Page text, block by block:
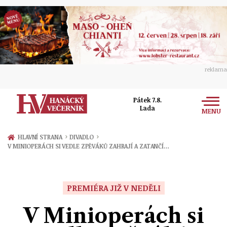
reklama
Pátek 7.8.
Lada
MENU
Zprávy
Přerov
Ekonomika
Ženy
Sport
HLAVNÍ STRANA › DIVADLO ›
V MINIOPERÁCH SI VEDLE ZPĚVÁKŮ ZAHRAJÍ A ZATANČÍ…
PREMIÉRA JIŽ V NEDĚLI
V Minioperách si